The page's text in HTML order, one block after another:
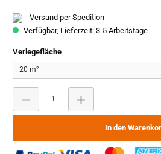
Versand per Spedition
Verfügbar, Lieferzeit: 3-5 Arbeitstage
Verlegeflächeauswählen
Produkt Anzahl: Gib
In den